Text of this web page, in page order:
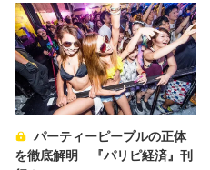
パーティーピープルの正体
を徹底解明 『パリピ経済』刊